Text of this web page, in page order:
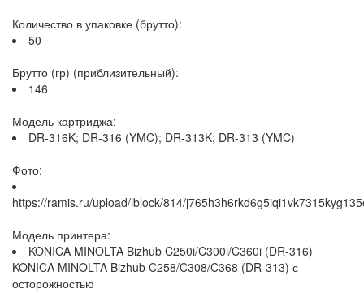
Количество в упаковке (брутто):
50
Брутто (гр) (приблизительный):
146
Модель картриджа:
DR-316K; DR-316 (YMC); DR-313K; DR-313 (YMC)
Фото:
https://ramis.ru/upload/iblock/814/
Модель принтера:
KONICA MINOLTA Bizhub C250i/C300i/C360i (DR-316)
KONICA MINOLTA Bizhub C258/C308/C368 (DR-313) с
осторожностью